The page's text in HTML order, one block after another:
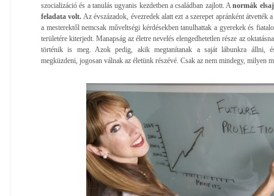
szocializáció és a tanulás ugyanis kezdetben a családban zajlott. Anormák
feladata volt. Az évszázadok, évezredek alatt ezt a szerepet apránként átvették
a mesterektől nemcsak műveltségi kérdésekben tanulhattak a gyerekek és
területére kiterjedt. Manapság az életre nevelés elengedhetetlen része az
történik is meg. Azok pedig, akik megtanítanak a saját lábunkra állni,
megküzdeni, jogosan válnak az életünk részévé. Csak az nem mindegy, milyen